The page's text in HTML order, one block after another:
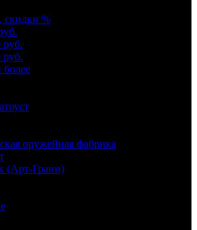
скидки %
руб.
руб.
более
оружейная фабрика
(Арт-Грани)